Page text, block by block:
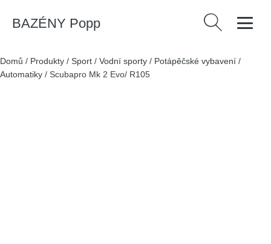
BAZÉNY Popp Vyhledávání
Domů / Produkty / Sport / Vodní sporty / Potápěčské vybavení /
Automatiky / Scubapro Mk 2 Evo/ R105